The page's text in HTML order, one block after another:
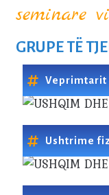
seminare
GRUPE TË
Veprimtarit
Ushtrime